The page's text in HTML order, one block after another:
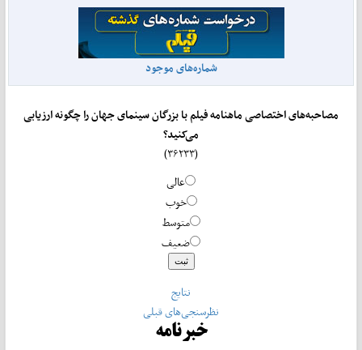
شماره‌های موجود
مصاحبه‌های اختصاصی ماهنامه فیلم با بزرگان سینمای جهان را چگونه ارزیابی
می‌کنید؟
عالی
خوب
متوسط
ضعیف
نتایج
نظرسنجی‌های قبلی
خبرنامه